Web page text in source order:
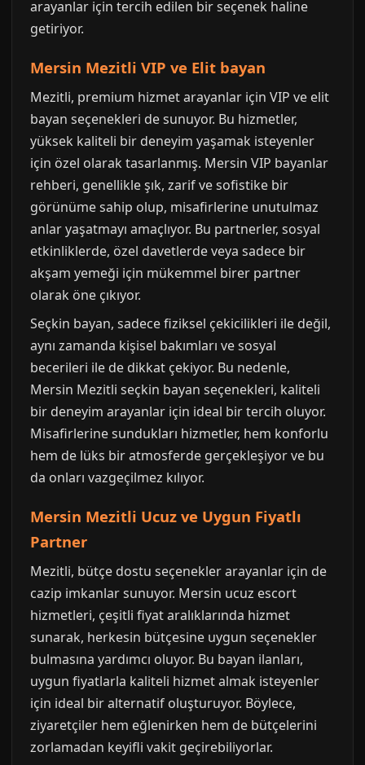
arayanlar için tercih edilen bir seçenek haline
getiriyor.
Mersin Mezitli VIP ve Elit bayan
Mezitli, premium hizmet arayanlar için VIP ve elit
bayan seçenekleri de sunuyor. Bu hizmetler,
yüksek kaliteli bir deneyim yaşamak isteyenler
için özel olarak tasarlanmış. Mersin VIP bayanlar
rehberi, genellikle şık, zarif ve sofistike bir
görünüme sahip olup, misafirlerine unutulmaz
anlar yaşatmayı amaçlıyor. Bu partnerler, sosyal
etkinliklerde, özel davetlerde veya sadece bir
akşam yemeği için mükemmel birer partner
olarak öne çıkıyor.
Seçkin bayan, sadece fiziksel çekicilikleri ile değil,
aynı zamanda kişisel bakımları ve sosyal
becerileri ile de dikkat çekiyor. Bu nedenle,
Mersin Mezitli seçkin bayan seçenekleri, kaliteli
bir deneyim arayanlar için ideal bir tercih oluyor.
Misafirlerine sundukları hizmetler, hem konforlu
hem de lüks bir atmosferde gerçekleşiyor ve bu
da onları vazgeçilmez kılıyor.
Mersin Mezitli Ucuz ve Uygun Fiyatlı
Partner
Mezitli, bütçe dostu seçenekler arayanlar için de
cazip imkanlar sunuyor. Mersin ucuz escort
hizmetleri, çeşitli fiyat aralıklarında hizmet
sunarak, herkesin bütçesine uygun seçenekler
bulmasına yardımcı oluyor. Bu bayan ilanları,
uygun fiyatlarla kaliteli hizmet almak isteyenler
için ideal bir alternatif oluşturuyor. Böylece,
ziyaretçiler hem eğlenirken hem de bütçelerini
zorlamadan keyifli vakit geçirebiliyorlar.